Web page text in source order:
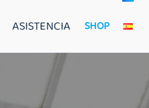
ASISTENCIA SHOP